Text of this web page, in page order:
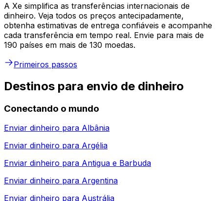
A Xe simplifica as transferências internacionais de
dinheiro. Veja todos os preços antecipadamente,
obtenha estimativas de entrega confiáveis e acompanhe
cada transferência em tempo real. Envie para mais de
190 países em mais de 130 moedas.
Primeiros passos
Destinos para envio de dinheiro
Conectando o mundo
Enviar dinheiro para Albânia
Enviar dinheiro para Argélia
Enviar dinheiro para Antigua e Barbuda
Enviar dinheiro para Argentina
Enviar dinheiro para Austrália